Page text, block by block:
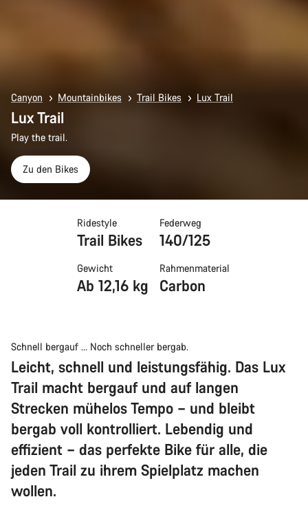
Canyon Mountainbikes Trail Bikes Lux Trail
Lux Trail
Play the trail.
Zu den Bikes
Ridestyle
Trail Bikes
Federweg
140/125
Gewicht
Ab 12,16 kg
Rahmenmaterial
Carbon
Schnell bergauf ... Noch schneller bergab.
Leicht, schnell und leistungsfähig. Das Lux
Trail macht bergauf und auf langen
Strecken mühelos Tempo – und bleibt
bergab voll kontrolliert. Lebendig und
effizient – das perfekte Bike für alle, die
jeden Trail zu ihrem Spielplatz machen
wollen.